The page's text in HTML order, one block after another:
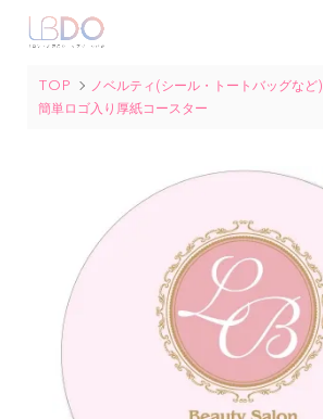
TOP
ノベルティ(シール・トートバッグなど)
簡単ロゴ入り厚紙コースター